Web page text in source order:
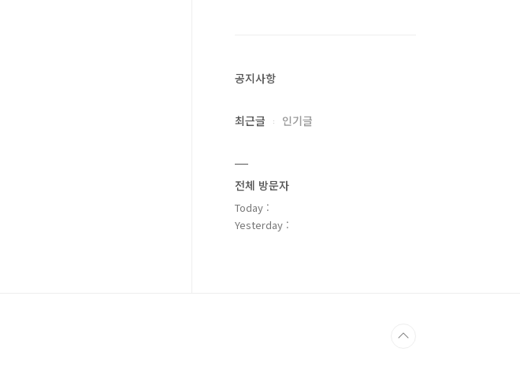
공지사항
최근글 인기글
전체 방문자
Today :
Yesterday :